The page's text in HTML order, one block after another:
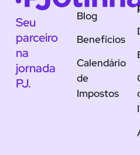
Seu
parceiro
na
jornada
PJ.
Blog
Benefícios
Calendário
de
Impostos